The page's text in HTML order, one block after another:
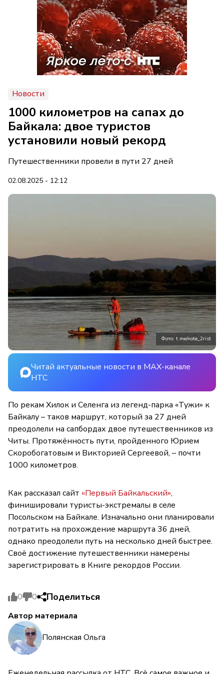
Новости
1000 километров на сапах до
Байкала: двое туристов
установили новый рекорд
Путешественники провели в пути 27 дней
02.08.2025 - 12:12
Фото: t.me/note_2rist
Читай актуальные новости в MAX-канале
НТС
По рекам Хилок и Селенга из легенд-парка «Тужи» к
Байкалу – таков маршрут, который за 27 дней
преодолели на сапбордах двое путешественников из
Читы. Протяжённость пути, пройденного Юрием
Скоробогатовым и Викторией Сергеевой, – почти
1000 километров.
Как рассказал сайт «Первый Байкальский»,
финишировали туристы-экстремалы в селе
Посольском на Байкале. Изначально они планировали
потратить на прохождение маршрута 36 дней,
однако преодолели путь на несколько дней быстрее.
Своё достижение путешественники намерены
зарегистрировать в Книге рекордов России.
0 0 Поделиться
Автор материала
Полянская Ольга